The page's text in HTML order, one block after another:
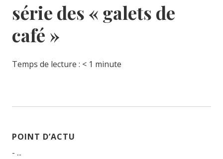
série des « galets de
café »
Temps de lecture : < 1 minute
POINT D’ACTU
- ...